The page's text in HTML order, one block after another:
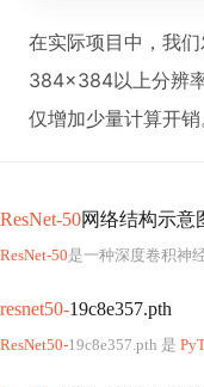
在实际项目中，我
384×384以上分辨
仅增加少量计算开销
ResNet-50网络结构示意
ResNet-50是一种深度卷积神
resnet50-19c8e357.pth
ResNet50-19c8e357.pth 是